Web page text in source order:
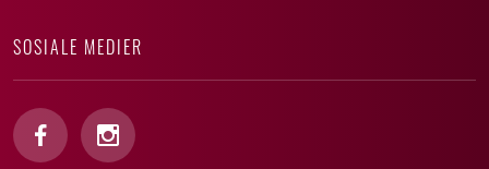
SOSIALE MEDIER